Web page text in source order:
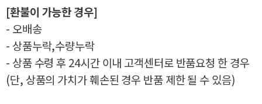
[환불이 가능한 경우]
- 오배송
- 상품누락,수량누락
- 상품 수령 후 24시간 이내 고객센터로 반품요청 한 경우
(단, 상품의 가치가 훼손된 경우 반품 제한 될 수 있음)